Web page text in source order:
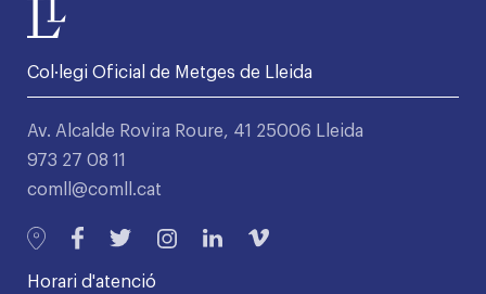
Col·legi Oficial de Metges de Lleida
Av. Alcalde Rovira Roure, 41 25006 Lleida
973 27 08 11
comll@comll.cat
Horari d'atenció